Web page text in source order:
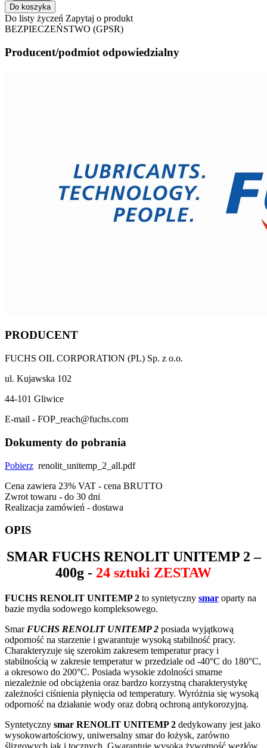
Do koszyka
Do listy życzeń Zapytaj o produkt
BEZPIECZEŃSTWO (GPSR)
Producent/podmiot odpowiedzialny
PRODUCENT
FUCHS OIL CORPORATION (PL) Sp. z o.o.
ul. Kujawska 102
44-101 Gliwice
E-mail - FOP_reach@fuchs.com
Dokumenty do pobrania
Pobierz renolit_unitemp_2_all.pdf
Cena zawiera 23% VAT - cena BRUTTO
Zwrot towaru - do 30 dni
Realizacja zamówień - dostawa
OPIS
SMAR FUCHS RENOLIT UNITEMP 2 –
400g - 24 sztuki ZESTAW
FUCHS RENOLIT UNITEMP 2 to syntetyczny smar oparty na
bazie mydła sodowego kompleksowego.
Smar FUCHS RENOLIT UNITEMP 2 posiada wyjątkową
odporność na starzenie i gwarantuje wysoką stabilność pracy.
Charakteryzuje się szerokim zakresem temperatur pracy i
stabilnością w zakresie temperatur w przedziale od -40°C do 180°C,
a okresowo do 200°C. Posiada wysokie zdolności smarne
niezależnie od obciążenia oraz bardzo korzystną charakterystykę
zależności ciśnienia płynięcia od temperatury. Wyróżnia się wysoką
odporność na działanie wody oraz dobrą ochroną antykorozyjną.
Syntetyczny smar RENOLIT UNITEMP 2 dedykowany jest jako
wysokowartościowy, uniwersalny smar do łożysk, zarówno
ślizgowych jak i tocznych. Gwarantuje wysoką żywotność węzłów